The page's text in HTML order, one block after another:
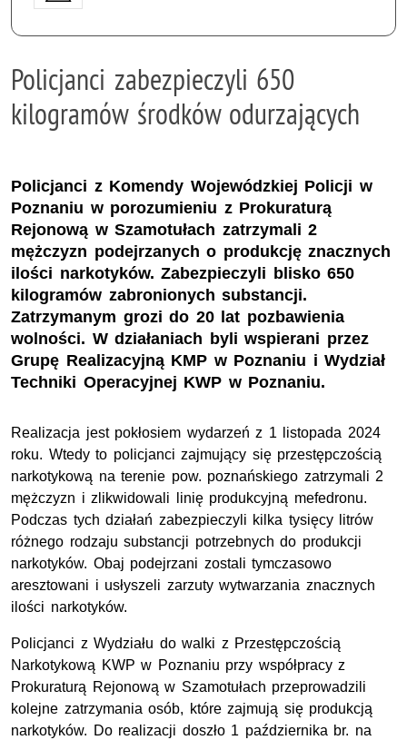
Policjanci zabezpieczyli 650
kilogramów środków odurzających
Policjanci z Komendy Wojewódzkiej Policji w
Poznaniu w porozumieniu z Prokuraturą
Rejonową w Szamotułach zatrzymali 2
mężczyzn podejrzanych o produkcję znacznych
ilości narkotyków. Zabezpieczyli blisko 650
kilogramów zabronionych substancji.
Zatrzymanym grozi do 20 lat pozbawienia
wolności. W działaniach byli wspierani przez
Grupę Realizacyjną KMP w Poznaniu i Wydział
Techniki Operacyjnej KWP w Poznaniu.
Realizacja jest pokłosiem wydarzeń z 1 listopada 2024
roku. Wtedy to policjanci zajmujący się przestępczością
narkotykową na terenie pow. poznańskiego zatrzymali 2
mężczyzn i zlikwidowali linię produkcyjną mefedronu.
Podczas tych działań zabezpieczyli kilka tysięcy litrów
różnego rodzaju substancji potrzebnych do produkcji
narkotyków. Obaj podejrzani zostali tymczasowo
aresztowani i usłyszeli zarzuty wytwarzania znacznych
ilości narkotyków.
Policjanci z Wydziału do walki z Przestępczością
Narkotykową KWP w Poznaniu przy współpracy z
Prokuraturą Rejonową w Szamotułach przeprowadzili
kolejne zatrzymania osób, które zajmują się produkcją
narkotyków. Do realizacji doszło 1 października br. na